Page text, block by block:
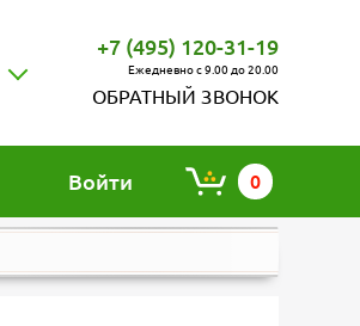
+7 (495) 120-31-19
Ежедневно с 9.00 до 20.00
ОБРАТНЫЙ ЗВОНОК
Войти 0